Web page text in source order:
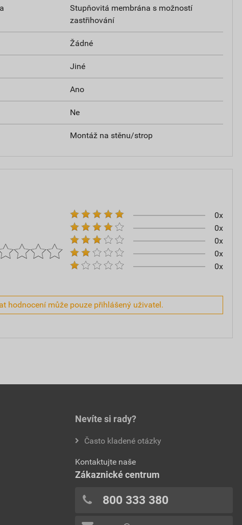
Stupňovitá membrána s možností
zastřihování
Žádné
Jiné
Ano
Ne
Montáž na stěnu/strop
0x
0x
0x
0x
0x
hodnocení může pouze přihlášený uživatel.
Nevíte si rady?
Často kladené otázky
Kontaktujte naše
Zákaznické centrum
800 333 380